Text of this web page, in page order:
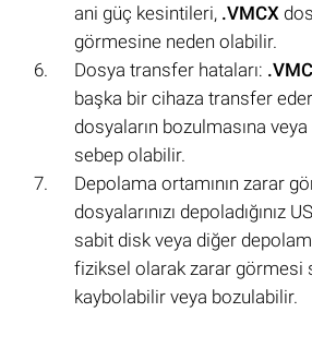
ani güç kesintileri, .VMCX
görmesine neden olabilir.
Dosya transfer hataları:
başka bir cihaza transfer
dosyaların bozulmasına
sebep olabilir.
Depolama ortamının zarar
dosyalarınızı depoladığınız
sabit disk veya diğer
fiziksel olarak zarar görmesi
kaybolabilir veya bozulabilir.